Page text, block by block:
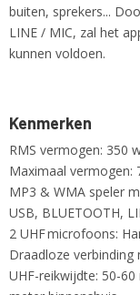
buiten, sprekers...
LINE / MIC, zal het
kunnen voldoen.
Kenmerken
RMS vermogen: 350
Maximaal vermogen:
MP3 & WMA speler
USB, BLUETOOTH,
2 UHF microfoons:
Draadloze
UHF-reikwijdte: 50-